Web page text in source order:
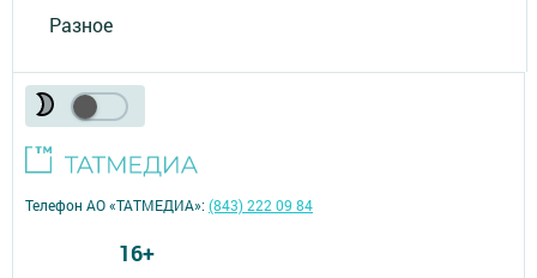
Разное
Телефон АО «ТАТМЕДИА»:(843) 222 09 84
16+